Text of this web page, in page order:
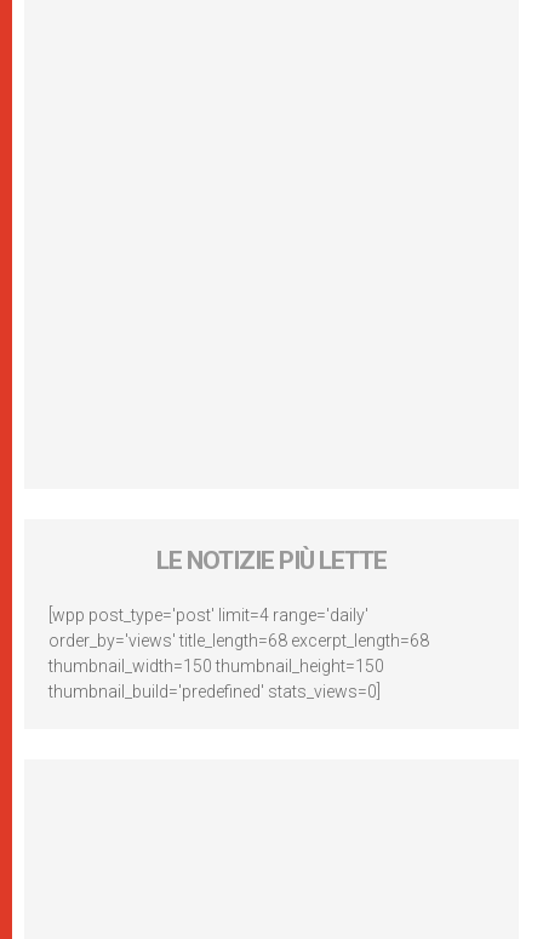
LE NOTIZIE PIÙ LETTE
[wpp post_type='post' limit=4 range='daily'
order_by='views' title_length=68 excerpt_length=68
thumbnail_width=150 thumbnail_height=150
thumbnail_build='predefined' stats_views=0]